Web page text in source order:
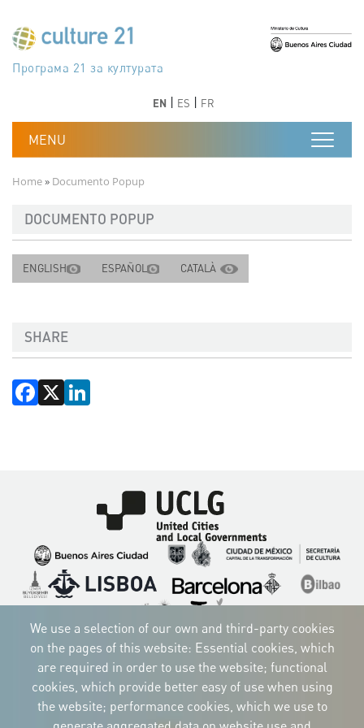
جدول أعمال القرن 21 للثقافة
Програма 21 за културата
Agenda 21 de la cultura
Agjenda 21 për kulturë
Agenda 21 van cultuur
Agenda 21 for culture
Kulturaren Agenda 21
Agenda 21 de la culture
Axenda 21 da cultura
Agenda 21 für Kultur
Agenda 21 della cultura
文化のためのアジェンダ21
دستورکار 21 برای فرهنگ
Agenda 21 dla kultury
Agenda 21 da cultura
Повестка дня 21 для культуры
Agenda 21 za kulturu
Agenda 21 de la cultura
Agenda 21 för kulturen
Kültür için Gündem 21
Порядок денний 21 для культури
EN ES FR
Breadcrumb
Home Documento Popup
DOCUMENTO POPUP
ENGLISH ESPAÑOL CATALÀ
SHARE
Facebook
X
Imagen
Imagen
Imagen
ImagenImagen Imagen
Imagen
ImagenImagenImagen
CORPORATIVE IDENTITY
Download
the logos
We use a selection of our own and third-party cookies
on the pages of this website: Essential cookies, which
are required in order to use the website; functional
cookies, which provide better easy of use when using
the website; performance cookies, which we use to